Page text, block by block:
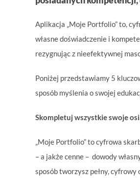
Aplikacja „Moje Portfolio” to,
własne doświadczenie i
rezygnując z nieefektywnej
Poniżej przedstawiamy 5
sposób myślenia o swojej
Skompletuj wszystkie swoje
„Moje Portfolio” to cyfrowa
– a jakże cenne – dowody
sposób tworzysz pełny,